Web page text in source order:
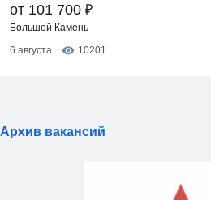
от 101 700 ₽
Большой Камень
6 августа
10201
Архив вакансий